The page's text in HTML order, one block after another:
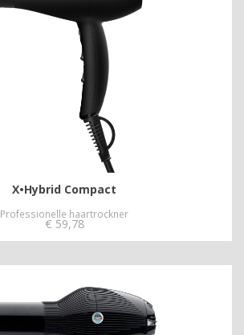
X•Hybrid Compact
Professionelle haartrockner
€ 59,78